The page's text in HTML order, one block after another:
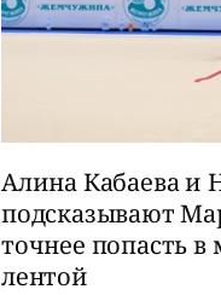
Алина Кабаева и
подсказывают
точнее попасть
лентой